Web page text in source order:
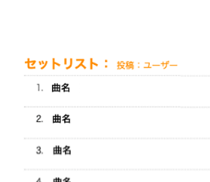
おどろう～
HIGH